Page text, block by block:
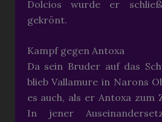
Dolcios wurde er
gekrönt.
Kampf gegen Antoxa
Da sein Bruder auf das
blieb Vallamure in Narons
es auch, als er Antoxa zum
In jener